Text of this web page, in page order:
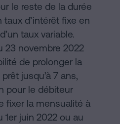
le reste de la durée
taux d’intérêt fixe en
taux variable.
23 novembre 2022
de prolonger la
jusqu’à 7 ans,
pour le débiteur
fixer la mensualité à
1er juin 2022 ou au